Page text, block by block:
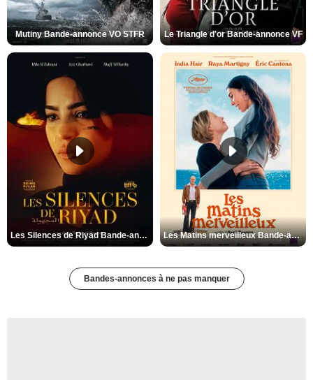
Mutiny Bande-annonce VO STFR Le Triangle d'or Bande-annonce VF
Les Silences de Riyad Bande-annonce VO STFR Les Matins merveilleux Bande-annonce VF
Bandes-annonces à ne pas manquer